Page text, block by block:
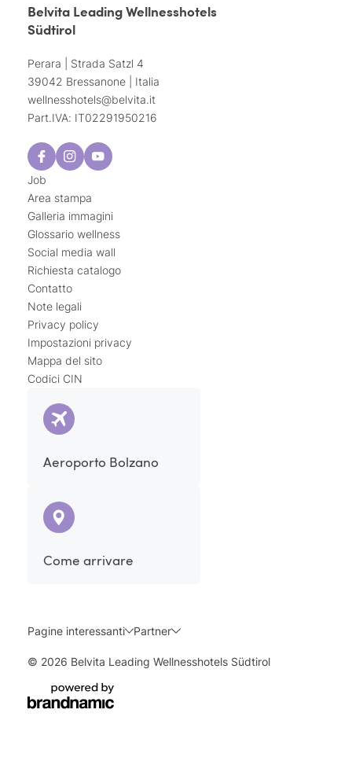
Belvita Leading Wellnesshotels
Südtirol
Perara | Strada Satzl 4
39042 Bressanone | Italia
wellnesshotels@belvita.it
Part.IVA: IT02291950216
Job
Area stampa
Galleria immagini
Glossario wellness
Social media wall
Richiesta catalogo
Contatto
Note legali
Privacy policy
Impostazioni privacy
Mappa del sito
Codici CIN
Aeroporto Bolzano
Come arrivare
Pagine interessanti Partner
© 2026 Belvita Leading Wellnesshotels Südtirol